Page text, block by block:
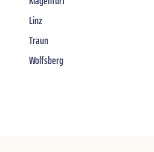
Linz
Traun
Wolfsberg